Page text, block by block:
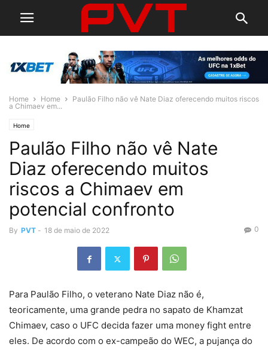
Home Home
Paulão Filho não vê Nate Diaz oferecendo muitos riscos
a Chimaev em...
Home
Paulão Filho não vê Nate
Diaz oferecendo muitos
riscos a Chimaev em
potencial confronto
By PVT - 18 de maio de 2022 0
Para Paulão Filho, o veterano Nate Diaz não é,
teoricamente, uma grande pedra no sapato de Khamzat
Chimaev, caso o UFC decida fazer uma money fight entre
eles. De acordo com o ex-campeão do WEC, a pujança do